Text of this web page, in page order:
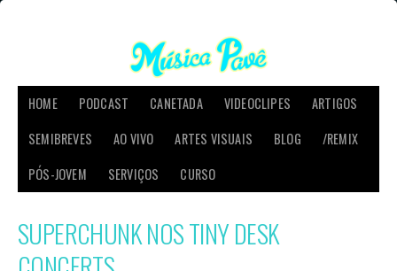
HOME PODCAST CANETADA VIDEOCLIPES
ARTIGOS
SEMIBREVES
AO VIVO ARTES VISUAIS BLOG
/REMIX
PÓS-JOVEM
SERVIÇOS CURSO
SUPERCHUNK NOS TINY DESK